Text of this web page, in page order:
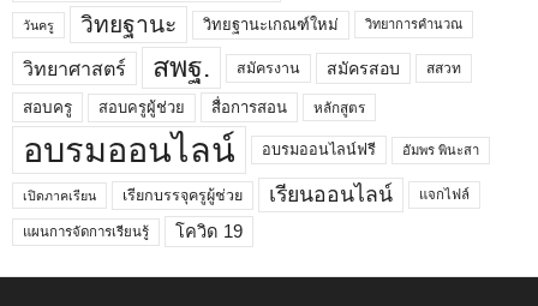
วันครู วิทยฐานะ วิทยฐานะเกณฑ์ใหม่ วิทยาการคำนวณ
วิทยาศาสตร์ สพฐ. สมัครงาน สมัครสอบ สสวท
สอบครู สอบครูผู้ช่วย สื่อการสอน หลักสูตร
อบรมออนไลน์ อบรมออนไลน์ฟรี อัมพร พินะสา
เปิดภาคเรียน เรียกบรรจุครูผู้ช่วย เรียนออนไลน์ แจกไฟล์
แผนการจัดการเรียนรู้ โควิด 19